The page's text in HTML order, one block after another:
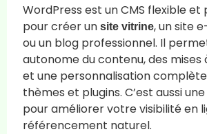
WordPress est un CMS flexible et
pour créer un site vitrine, un site
ou un blog professionnel. Il
autonome du contenu, des mises
et une personnalisation
thèmes et plugins. C’est aussi
pour améliorer votre visibilité en
référencement naturel.